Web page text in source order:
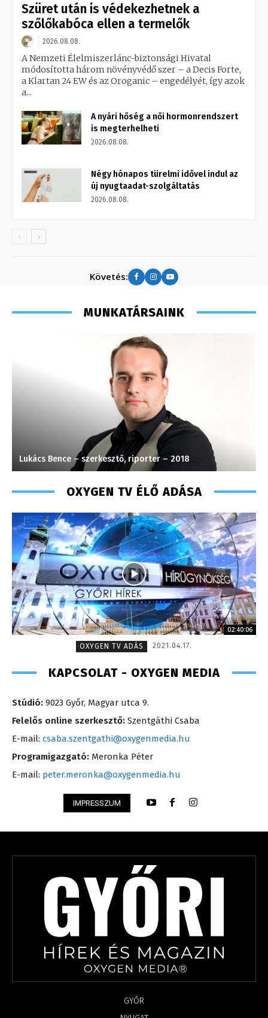
Szüret után is védekezhetnek a
szőlőkabóca ellen a termelők
2026.08.08.
A Nemzeti Élelmiszerlánc-biztonsági Hivatal
módosította három növényvédő szer – a Decis Forte,
a Klartan 24 EW és az Oroganic – engedélyét, így azok
a...
A nyári hőség a női hormonrendszert
is megterhelheti
2026.08.08.
Négy hónapos türelmi idővel indul az
új nyugtaadat-szolgáltatás
2026.08.08.
Követés:
MUNKATÁRSAINK
Lukács Bence – szerkesztő, riporter – 2018
OXYGEN TV ÉLŐ ADÁSA
02:40:06
OXYGEN TV ADÁS
2021.04.17.
KAPCSOLAT - OXYGEN MEDIA
Stúdió: 9023 Győr, Magyar utca 9.
Felelős online szerkesztő: Szentgáthi Csaba
E-mail: csaba.szentgathi@oxygenmedia.hu
Programigazgató: Meronka Péter
E-mail: peter.meronka@oxygenmedia.hu
IMPRESSZUM
GYŐR